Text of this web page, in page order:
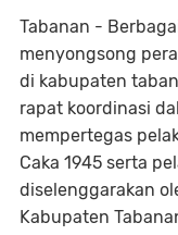
Tabanan -
menyongsong
di kabupaten
rapat koordinasi
mempertegas
Caka 1945 serta
diselenggarakan
Kabupaten